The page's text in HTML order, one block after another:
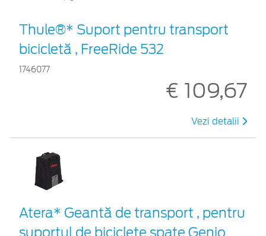
Thule®* Suport pentru transport
bicicletă , FreeRide 532
1746077
€ 109,67
Vezi detalii
Atera* Geantă de transport , pentru
suportul de biciclete spate Genio